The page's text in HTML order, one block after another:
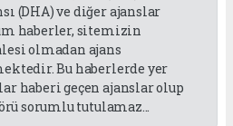
(DHA) ve diğer ajanslar
haberler, sitemizin
olmadan ajans
Bu haberlerde yer
haberi geçen ajanslar olup
sorumlu tutulamaz...